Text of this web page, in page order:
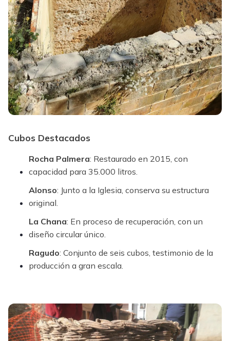
Cubos Destacados
Rocha Palmera: Restaurado en 2015, con
capacidad para 35.000 litros.
Alonso: Junto a la Iglesia, conserva su estructura
original.
La Chana: En proceso de recuperación, con un
diseño circular único.
Ragudo: Conjunto de seis cubos, testimonio de la
producción a gran escala.